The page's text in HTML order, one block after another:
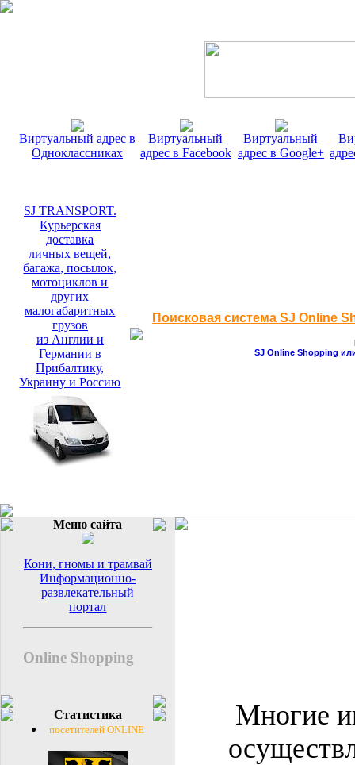
Виртуальный адрес в
Одноклассниках
Виртуальный
адрес в Facebook
Виртуальный
адрес в Google+
SJ TRANSPORT.
Курьерская
доставка
личных вещей,
багажа, посылок,
мотоциклов и
других
малогабаритных
грузов
из Англии и
Германии в
Прибалтику,
Украину и Россию
Поисковая система SJ Online
SJ Online Shopping
Меню сайта
Кони, гномы и трамвай
Информационно-
развлекательный
портал
Online Shopping
Статистика
посетителей ONLINE
Многие